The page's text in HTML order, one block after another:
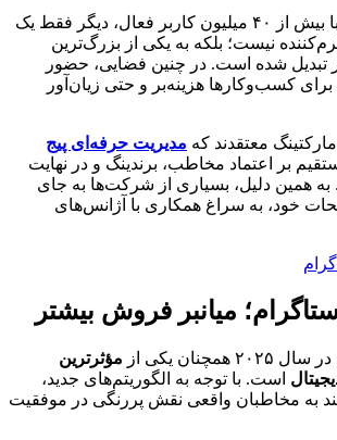
اینستاگرام در ایران با بیش از ۴۰ میلیون کاربر فعال، دیگر فقط یک
نیست؛ بلکه به یکی از بزرگ‌ترین
تبدیل شده است. در چنین فضایی، حضور
برای کسب‌وکارها هزینه‌بر و حتی زیان‌آور
معتقدند که مدیریت حرفه‌ای پیج
بر اعتماد مخاطب، برندینگ و در نهایت
همین دلیل، بسیاری از شرکت‌ها به جای
خود، به سراغ همکاری با آژانس‌های
میانبر فروش بیشتر
در سال ۲۰۲۵ همچنان یکی از
مؤثرترین
است. با توجه به الگوریتم‌های جدید،
به مخاطبان واقعی نقش پررنگی در موفقیت